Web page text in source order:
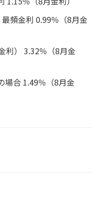
頻金利 0.99％（8月金
） 3.32％（8月金
合 1.49％（8月金